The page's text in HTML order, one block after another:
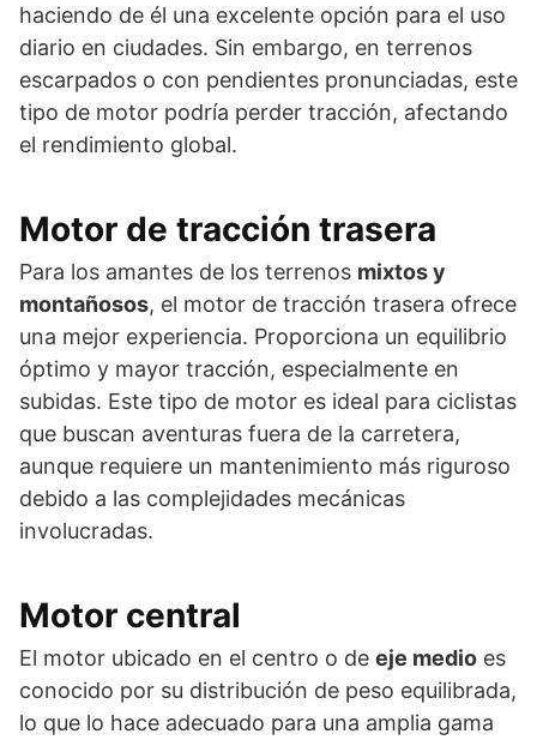
haciendo de él una excelente opción para el uso
diario en ciudades. Sin embargo, en terrenos
escarpados o con pendientes pronunciadas, este
tipo de motor podría perder tracción, afectando
el rendimiento global.
Motor de tracción trasera
Para los amantes de los terrenos mixtos y
montañosos, el motor de tracción trasera ofrece
una mejor experiencia. Proporciona un equilibrio
óptimo y mayor tracción, especialmente en
subidas. Este tipo de motor es ideal para ciclistas
que buscan aventuras fuera de la carretera,
aunque requiere un mantenimiento más riguroso
debido a las complejidades mecánicas
involucradas.
Motor central
El motor ubicado en el centro o de eje medio es
conocido por su distribución de peso equilibrada,
lo que lo hace adecuado para una amplia gama